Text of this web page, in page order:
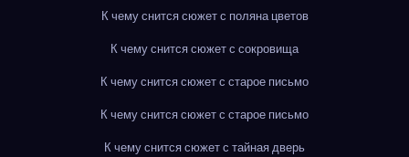
К чему снится сюжет с поляна цветов
К чему снится сюжет с сокровища
К чему снится сюжет с старое письмо
К чему снится сюжет с старое письмо
К чему снится сюжет с тайная дверь